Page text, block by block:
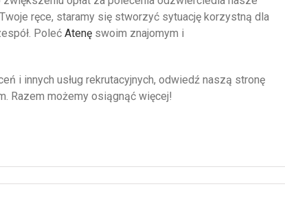
ręce, staramy się stworzyć sytuację korzystną dla
Poleć Atenę swoim znajomym i
i innych usług rekrutacyjnych, odwiedź naszą stronę
Razem możemy osiągnąć więcej!